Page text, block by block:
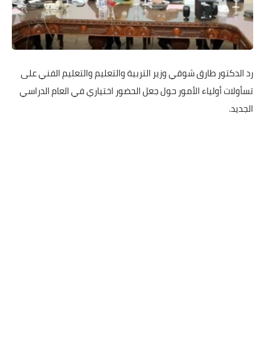
رد الدكتور طارق شوقي وزير التربية والتعليم والتعليم الفني على
تسأولات أولياء الأمور حول جعل الحضور اختياري في العام الدراسي
الجديد.